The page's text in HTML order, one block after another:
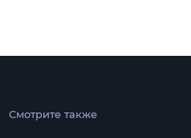
Смотрите также